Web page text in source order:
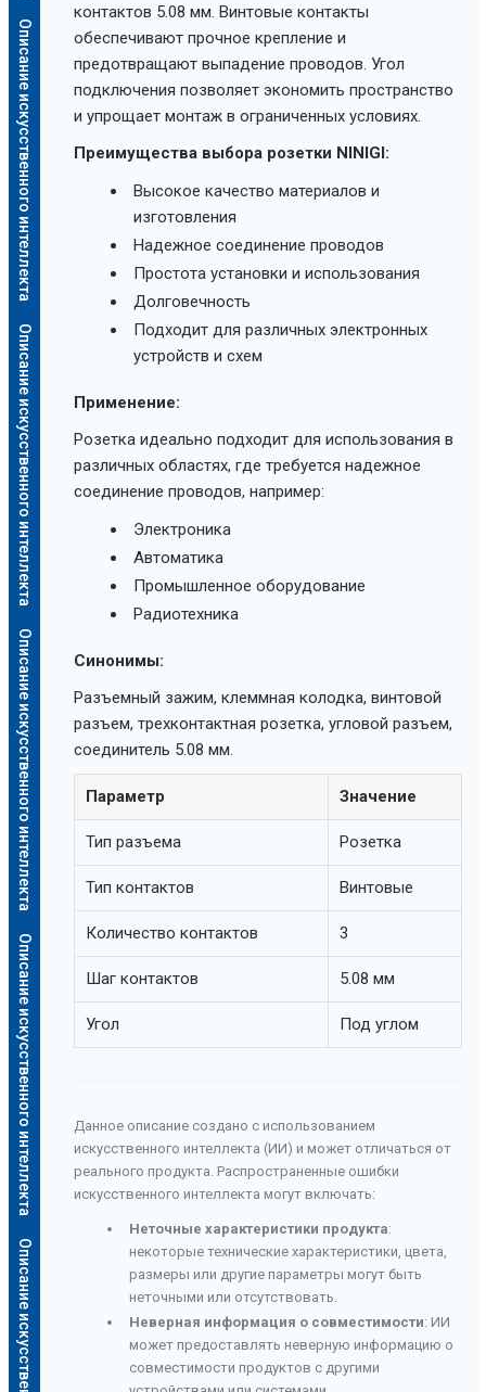
Описание искусственного интеллекта
Описание искусственного интеллекта
Описание искусственного интеллекта
Описание искусственного интеллекта
контактов 5.08 мм. Винтовые контакты
обеспечивают прочное крепление и
предотвращают выпадение проводов. Угол
подключения позволяет экономить пространство
и упрощает монтаж в ограниченных условиях.
Преимущества выбора розетки NINIGI:
Высокое качество материалов и
изготовления
Надежное соединение проводов
Простота установки и использования
Долговечность
Подходит для различных электронных
устройств и схем
Применение:
Розетка идеально подходит для использования в
различных областях, где требуется надежное
соединение проводов, например:
Электроника
Автоматика
Промышленное оборудование
Радиотехника
Синонимы:
Разъемный зажим, клеммная колодка, винтовой
разъем, трехконтактная розетка, угловой разъем,
соединитель 5.08 мм.
Параметр Значение
Тип разъема Розетка
Тип контактов Винтовые
Количество контактов 3
Шаг контактов 5.08 мм
Угол Под углом
Данное описание создано с использованием
искусственного интеллекта (ИИ) и может отличаться от
реального продукта. Распространенные ошибки
искусственного интеллекта могут включать:
Неточные характеристики продукта:
некоторые технические характеристики, цвета,
размеры или другие параметры могут быть
неточными или отсутствовать.
Неверная информация о совместимости: ИИ
может предоставлять неверную информацию о
совместимости продуктов с другими